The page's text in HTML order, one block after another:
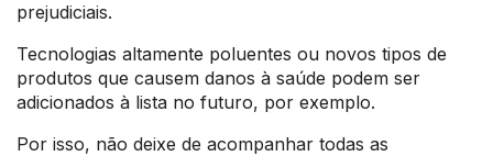
prejudiciais.
Tecnologias altamente poluentes ou novos tipos de
produtos que causem danos à saúde podem ser
adicionados à lista no futuro, por exemplo.
Por isso, não deixe de acompanhar todas as